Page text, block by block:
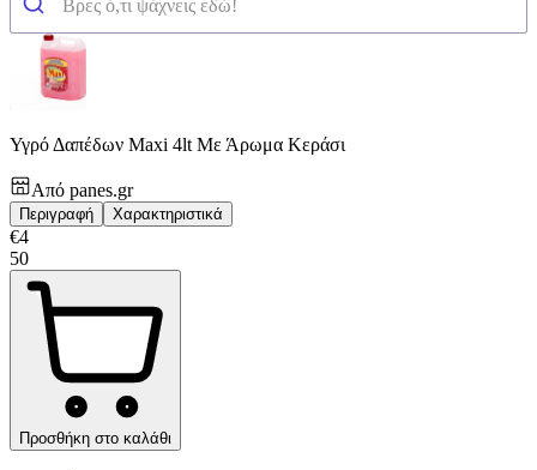
Υγρό Δαπέδων Maxi 4lt Με Άρωμα Κεράσι
Από panes.gr
Περιγραφή Χαρακτηριστικά
€4
50
Προσθήκη στο καλάθι